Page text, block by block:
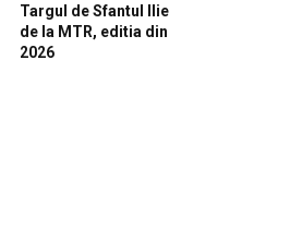
Targul de Sfantul Ilie
de la MTR, editia din
2026